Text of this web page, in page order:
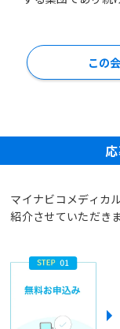
この
マイナビコメディカ
紹介させていただきま